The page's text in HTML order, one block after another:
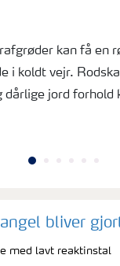
kan få en
i koldt vejr.
jord forhold
bliver
med lavt reaktinstal